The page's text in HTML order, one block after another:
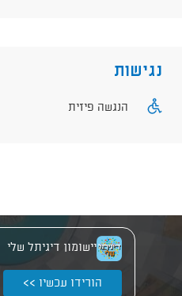
נגישות
הנגשה פיזית
יישומון דיגיתל שלי
הורידו עכשיו >>